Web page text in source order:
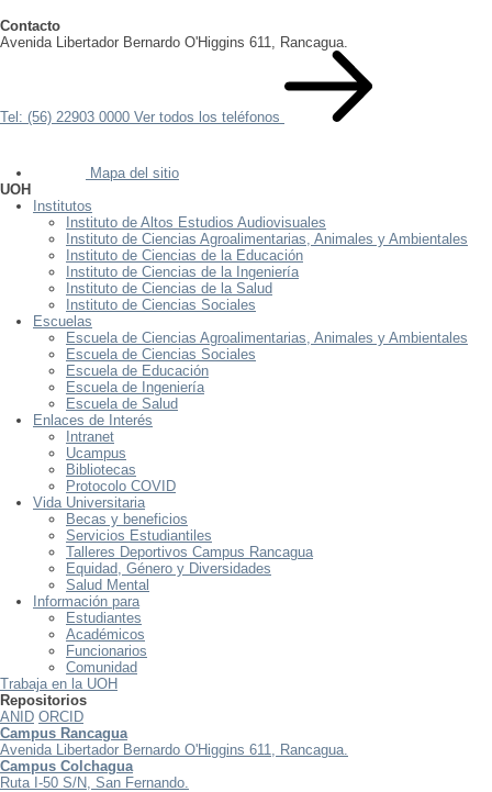
Contacto
Avenida Libertador Bernardo O'Higgins 611, Rancagua.
Tel: (56) 22903 0000 Ver todos los teléfonos
Mapa del sitio
UOH
Institutos
Instituto de Altos Estudios Audiovisuales
Instituto de Ciencias Agroalimentarias, Animales y Ambientales
Instituto de Ciencias de la Educación
Instituto de Ciencias de la Ingeniería
Instituto de Ciencias de la Salud
Instituto de Ciencias Sociales
Escuelas
Escuela de Ciencias Agroalimentarias, Animales y Ambientales
Escuela de Ciencias Sociales
Escuela de Educación
Escuela de Ingeniería
Escuela de Salud
Enlaces de Interés
Intranet
Ucampus
Bibliotecas
Protocolo COVID
Vida Universitaria
Becas y beneficios
Servicios Estudiantiles
Talleres Deportivos Campus Rancagua
Equidad, Género y Diversidades
Salud Mental
Información para
Estudiantes
Académicos
Funcionarios
Comunidad
Trabaja en la UOH
Repositorios
ANID ORCID
Campus Rancagua
Avenida Libertador Bernardo O'Higgins 611, Rancagua.
Campus Colchagua
Ruta I-50 S/N, San Fernando.